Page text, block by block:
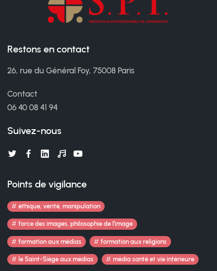
Restons en contact
26, rue du Général Foy, 75008 Paris
Contact
06 40 08 41 94
Suivez-nous
Points de vigilance
éthique, vérité, manipulation
force des images, philosophie de l’image
formation aux médias formation aux religions
le Saint-Siège aux médias média santé et vie intérieure